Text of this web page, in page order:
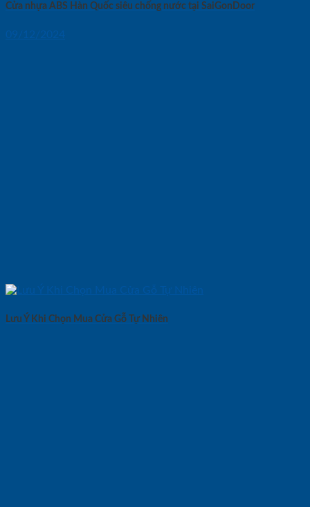
Cửa nhựa ABS Hàn Quốc siêu chống nước tại SaiGonDoor
09/12/2024
Lưu Ý Khi Chọn Mua Cửa Gỗ Tự Nhiên